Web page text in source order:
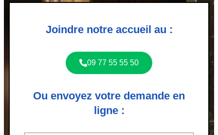
Joindre notre accueil au :
09 77 55 55 50
Ou envoyez votre demande en
ligne :